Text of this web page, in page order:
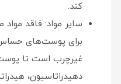
کند.
سایر مواد: فاقد مواد
برای پوست‌های
غیرچرب است تا
دهیدراتاسیون،